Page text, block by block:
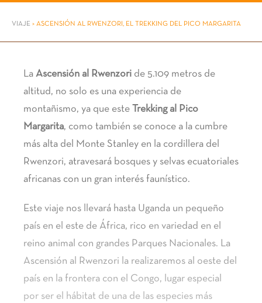
VIAJE > ASCENSIÓN AL RWENZORI, EL TREKKING DEL PICO MARGARITA
La Ascensión al Rwenzori de 5.109 metros de
altitud, no solo es una experiencia de
montañismo, ya que este
Trekking al Pico
Margarita, como también se conoce a la cumbre
más alta del Monte Stanley en la cordillera del
Rwenzori, atravesará bosques y selvas ecuatoriales
africanas con un gran interés faunístico.
Este viaje nos llevará hasta Uganda un pequeño
país en el este de África, rico en variedad en el
reino animal con grandes Parques Nacionales. La
Ascensión al Rwenzori la realizaremos al oeste del
país en la frontera con el Congo, lugar especial
por ser el hábitat de una de las especies más